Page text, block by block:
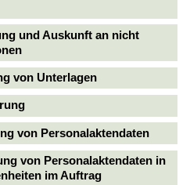
und Auskunft an nicht
von Unterlagen
von Personalaktendaten
von Personalaktendaten in
im Auftrag